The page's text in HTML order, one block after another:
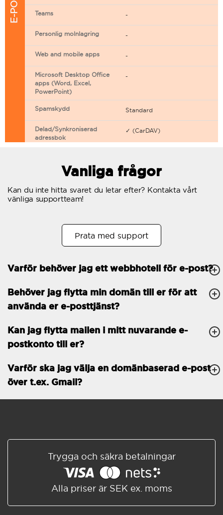
Teams -
Personlig molnlagring -
Web and mobile apps -
Microsoft Desktop Office
apps (Word, Excel,
PowerPoint)
-
Spamskydd Standard
Delad/Synkroniserad
adressbok
✓ (CarDAV)
Vidarebefordring av e-post
30
-
GENERELLA FUNKTIONER
Gratis e-post &
telefonsupport
Gratis konfiguration
30 dagars öppet köp
30 dagars kostnadsfritt
Vanliga frågor
Kan du inte hitta svaret du letar efter? Kontakta vårt
vänliga supportteam!
Prata med support
Varför behöver jag ett webbhotell för e-post?
Behöver jag flytta min domän till er för att
använda er e-posttjänst?
Kan jag flytta mailen i mitt nuvarande e-
postkonto till er?
Varför ska jag välja en domänbaserad e-post
över t.ex. Gmail?
Trygga och säkra betalningar
Alla priser är SEK ex. moms